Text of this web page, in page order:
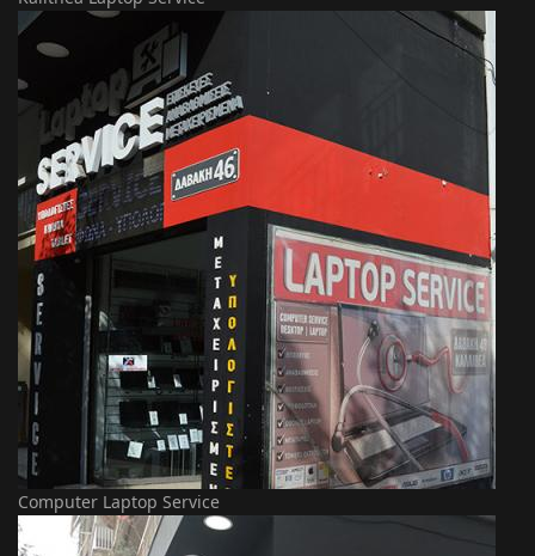
Computer Laptop Service